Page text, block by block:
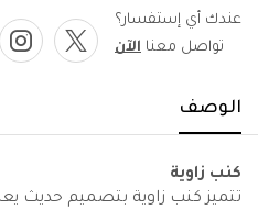
عندك أي إستفسار؟
تواصل معنا الآن
الوصف
كنب زاوية
تتميز كنب زاوية بتصميم حديث